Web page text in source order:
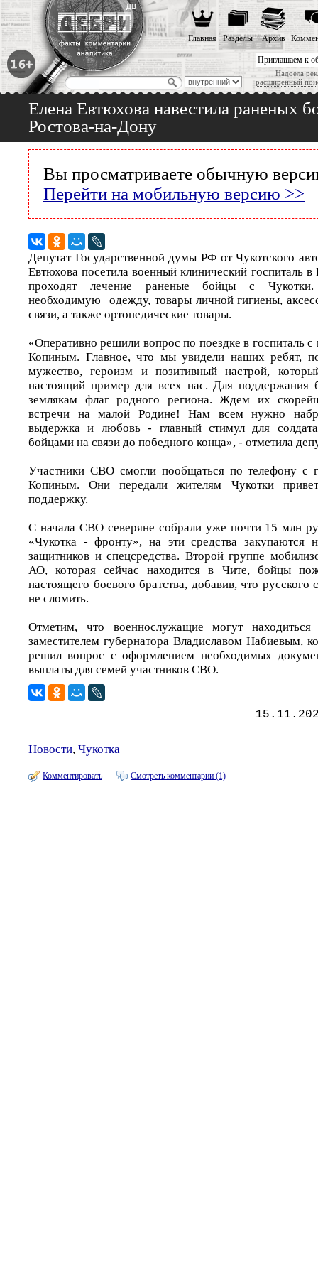
Приглашаем к
Надоела
расширенный
Главная Разделы Архив
Елена Евтюхова навестила раненых
Ростова-на-Дону
Вы просматриваете обычную
Перейти на мобильную версию >>
Депутат Государственной думы РФ от Чукотского
Евтюхова посетила военный клинический госпиталь
проходят лечение раненые бойцы с
необходимую одежду, товары личной гигиены,
связи, а также ортопедические товары.
«Оперативно решили вопрос по поездке в госпиталь
Копиным. Главное, что мы увидели наших ребят,
мужество, героизм и позитивный настрой,
настоящий пример для всех нас. Для поддержания
землякам флаг родного региона. Ждем их
встречи на малой Родине! Нам всем нужно
выдержка и любовь - главный стимул для
бойцами на связи до победного конца», - отметила
Участники СВО смогли пообщаться по телефону с
Копиным. Они передали жителям Чукотки
поддержку.
С начала СВО северяне собрали уже почти 15 млн
«Чукотка - фронту», на эти средства закупаются
защитников и спецсредства. Второй группе
АО, которая сейчас находится в Чите, бойцы
настоящего боевого братства, добавив, что русского
не сломить.
Отметим, что военнослужащие могут
заместителем губернатора Владиславом Набиевым,
решил вопрос с оформлением необходимых
выплаты для семей участников СВО.
Новости, Чукотка
Комментировать Смотреть комментарии (1)